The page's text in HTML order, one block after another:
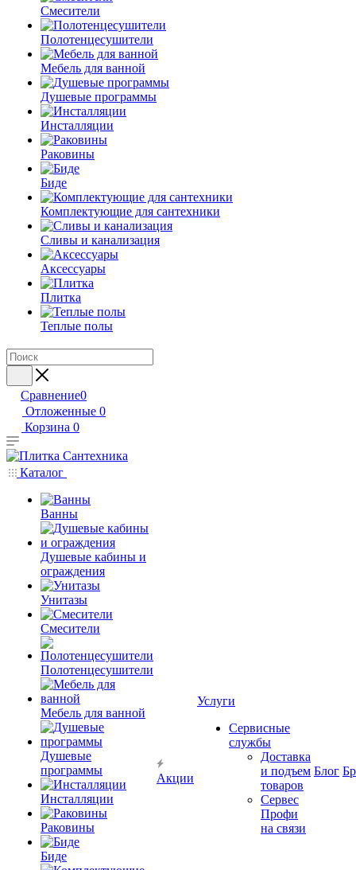
Смесители
Полотенцесушители
Мебель для ванной
Душевые программы
Инсталляции
Раковины
Биде
Комплектующие для сантехники
Сливы и канализация
Аксессуары
Плитка
Теплые полы
Сравнение0
Отложенные 0
Корзина 0
Каталог
Ванны
Душевые кабины и
ограждения
Унитазы
Смесители
Полотенцесушители
Мебель для ванной
Душевые
программы
Инсталляции
Раковины
Биде
Акции
Услуги
Сервисные
службы
Доставка
и подъем
товаров
Сервес
Профи
на связи
Блог